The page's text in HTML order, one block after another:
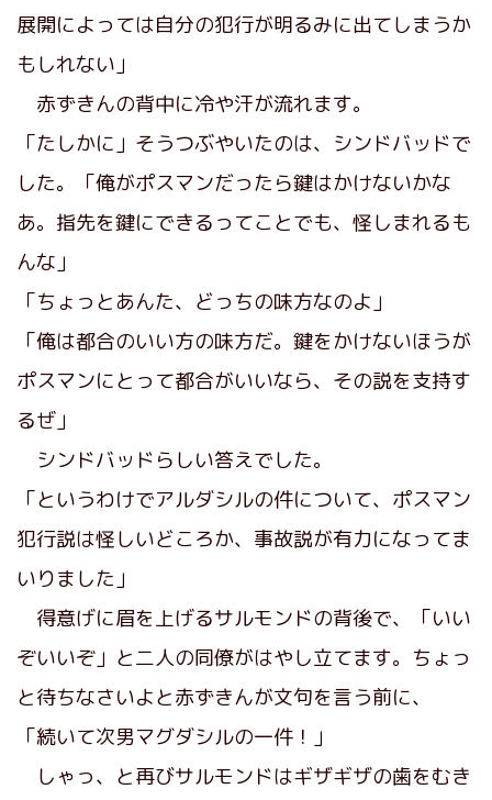
展開によっては自分の犯行が明るみに出てしまうか
もしれない」
赤ずきんの背中に冷や汗が流れます。
「たしかに」そうつぶやいたのは、シンドバッドで
した。「俺がポスマンだったら鍵はかけないかな
あ。指先を鍵にできるってことでも、怪しまれるも
んな」
「ちょっとあんた、どっちの味方なのよ」
「俺は都合のいい方の味方だ。鍵をかけないほうが
ポスマンにとって都合がいいなら、その説を支持す
るぜ」
シンドバッドらしい答えでした。
「というわけでアルダシルの件について、ポスマン
犯行説は怪しいどころか、事故説が有力になってま
いりました」
得意げに眉を上げるサルモンドの背後で、「いい
ぞいいぞ」と二人の同僚がはやし立てます。ちょっ
と待ちなさいよと赤ずきんが文句を言う前に、
「続いて次男マグダシルの一件！」
しゃっ、と再びサルモンドはギザギザの歯をむき